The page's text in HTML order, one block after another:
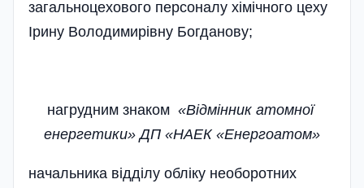
загальноцехового персоналу хімічного цеху
Ірину Володимирівну Богданову;
нагрудним знаком «Відмінник атомної
енергетики» ДП «НАЕК «Енергоатом»
начальника відділу обліку необоротних